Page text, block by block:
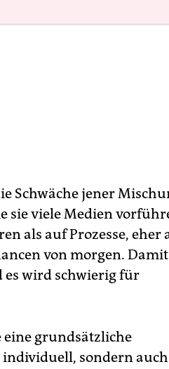
Schwäche jener
sie viele Medien
als auf Prozesse, eher
von morgen.
es wird schwierig für
eine grundsätzliche
sondern auch